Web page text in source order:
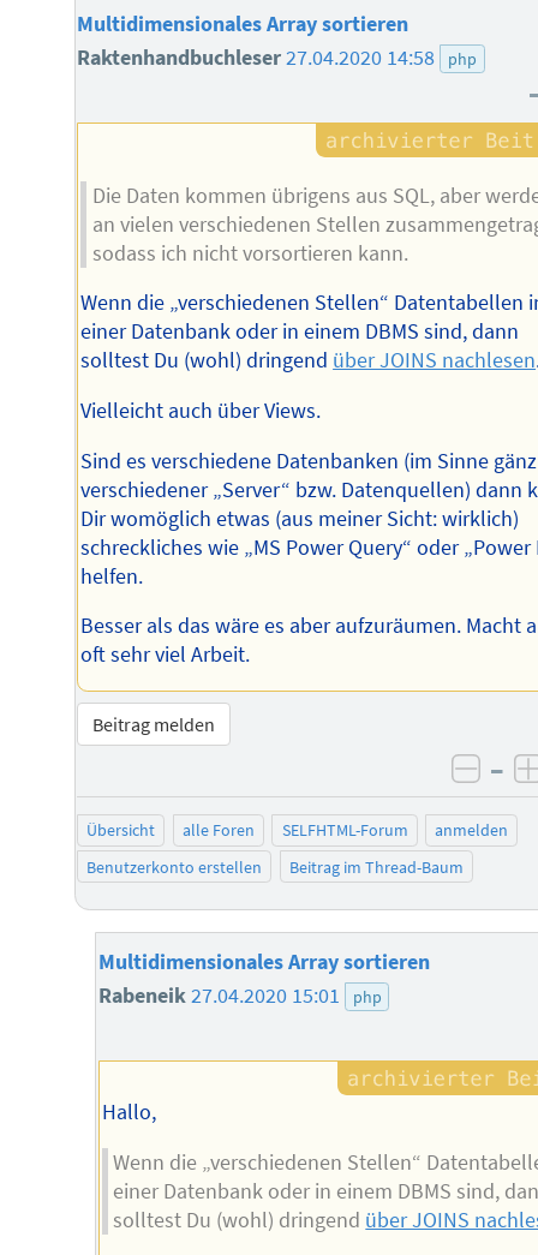
Multidimensionales Array sortieren
Raktenhandbuchleser27.04.2020 14:58 php
Die Daten kommen übrigens aus SQL, aber
an vielen verschiedenen Stellen
sodass ich nicht vorsortieren kann.
Wenn die „verschiedenen Stellen“ Datentabellen
einer Datenbank oder in einem DBMS sind, dann
solltest Du (wohl) dringend über JOINS nachlesen
Vielleicht auch über Views.
Sind es verschiedene Datenbanken (im Sinne
verschiedener „Server“ bzw. Datenquellen) dann
Dir womöglich etwas (aus meiner Sicht: wirklich)
schreckliches wie „MS Power Query“ oder „Power
helfen.
Besser als das wäre es aber aufzuräumen. Macht
oft sehr viel Arbeit.
Beitrag melden
–
Übersicht alle Foren SELFHTML-Forum
anmelden
Benutzerkonto erstellen
Beitrag im Thread-Baum
Multidimensionales Array sortieren
Rabeneik27.04.2020 15:01 php
Hallo,
Wenn die „verschiedenen Stellen“
einer Datenbank oder in einem DBMS sind,
solltest Du (wohl) dringend über JOINS